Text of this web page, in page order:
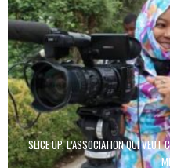
SLICE UP, L’ASSOCIATION QUI VEUT